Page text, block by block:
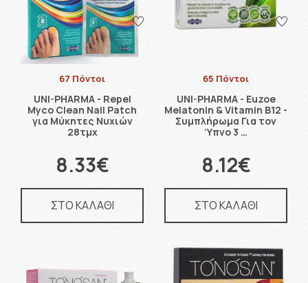
67 Πόντοι
UNI-PHARMA - Repel
Myco Clean Nail Patch
για Μύκητες Νυχιών
28τμχ
8.33€
ΣΤΟ ΚΑΛΑΘΙ
65 Πόντοι
UNI-PHARMA - Euzoe
Melatonin & Vitamin B12 -
Συμπλήρωμα Για τον
Ύπνο 3 …
8.12€
ΣΤΟ ΚΑΛΑΘΙ